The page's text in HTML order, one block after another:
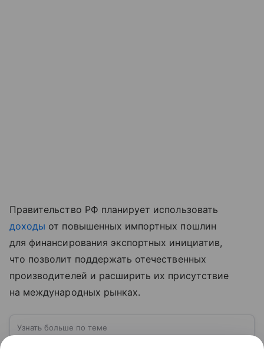
Правительство РФ планирует использовать
доходы от повышенных импортных пошлин
для финансирования экспортных инициатив,
что позволит поддержать отечественных
производителей и расширить их присутствие
на международных рынках.
Узнать больше по теме